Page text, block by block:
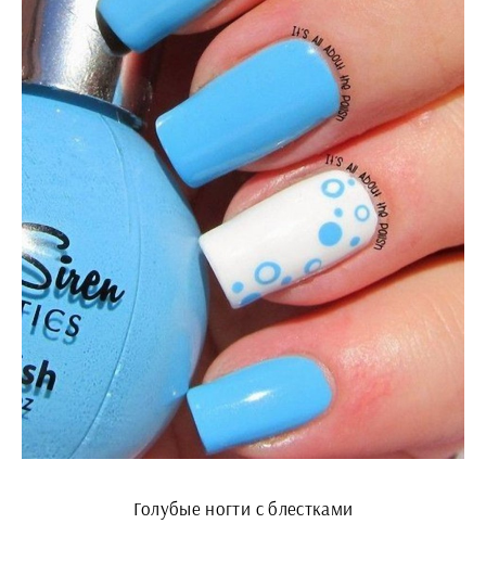
Голубые ногти с блестками